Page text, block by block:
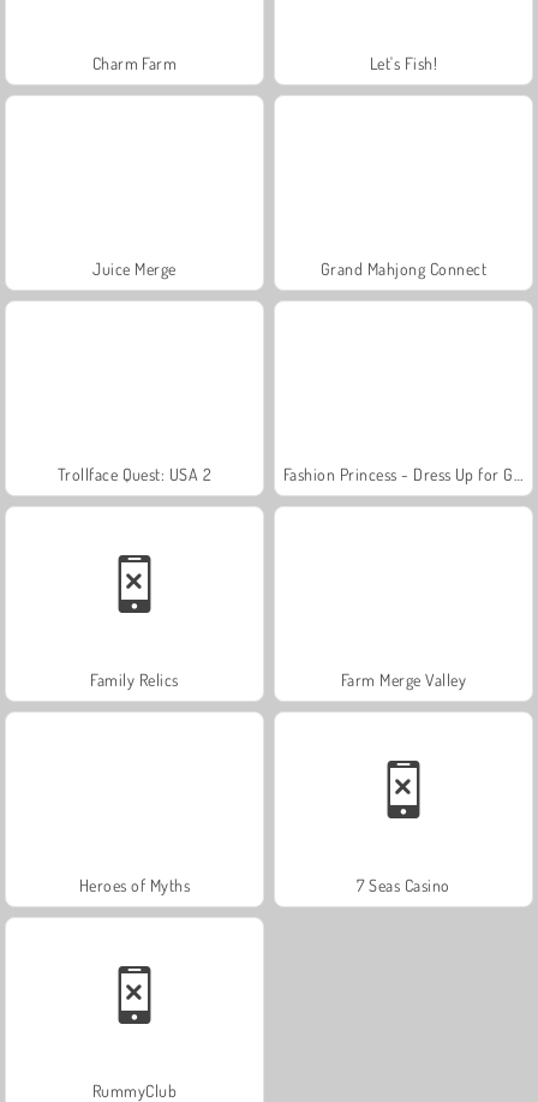
Charm Farm Let's Fish!
Juice Merge Grand Mahjong Connect
Trollface Quest: USA 2
Family Relics Farm Merge Valley
Heroes of Myths 7 Seas Casino
RummyClub